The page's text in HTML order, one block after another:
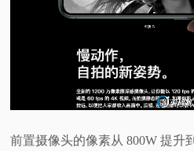
前置摄像头的像素从 800W 提升